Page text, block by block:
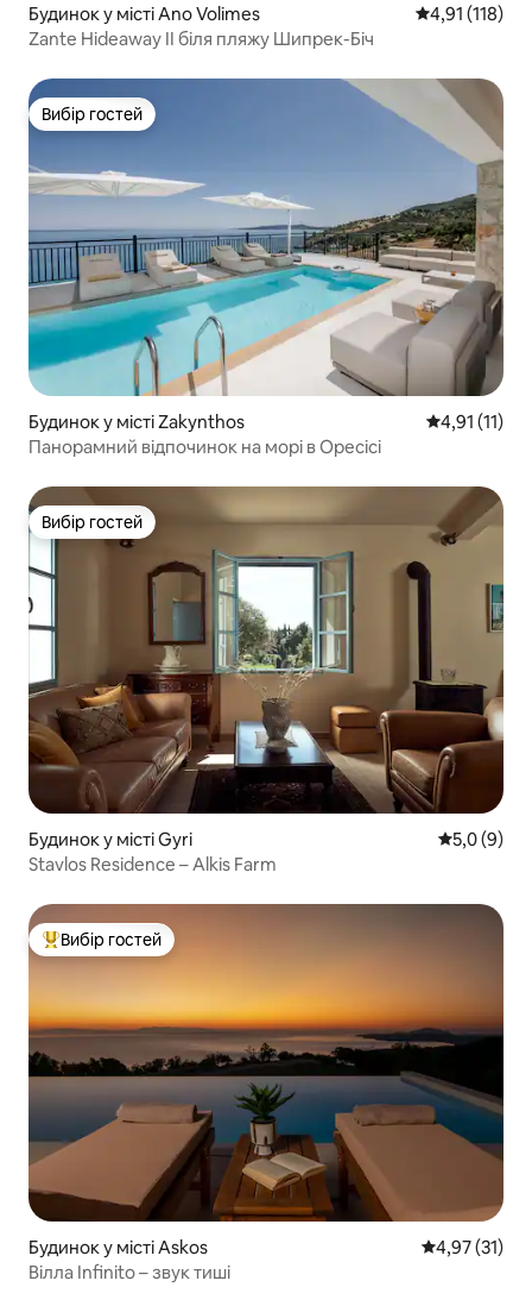
Будинок у місті Ano Volimes Середня
4,91 (118)
Zante Hideaway II біля пляжу Шипрек-Біч
Вибір гостей
Вибір гостей
Будинок у місті Zakynthos Середня
4,91 (11)
Панорамний відпочинок на морі в Оресісі
Вибір гостей
Вибір гостей
Будинок у місті Gyri Середня
5,0 (9)
Stavlos Residence – Alkis Farm
Топ вибір гостей
Вибір гостей
Будинок у місті Askos Середня
4,97 (31)
Вілла Infinito – звук тиші